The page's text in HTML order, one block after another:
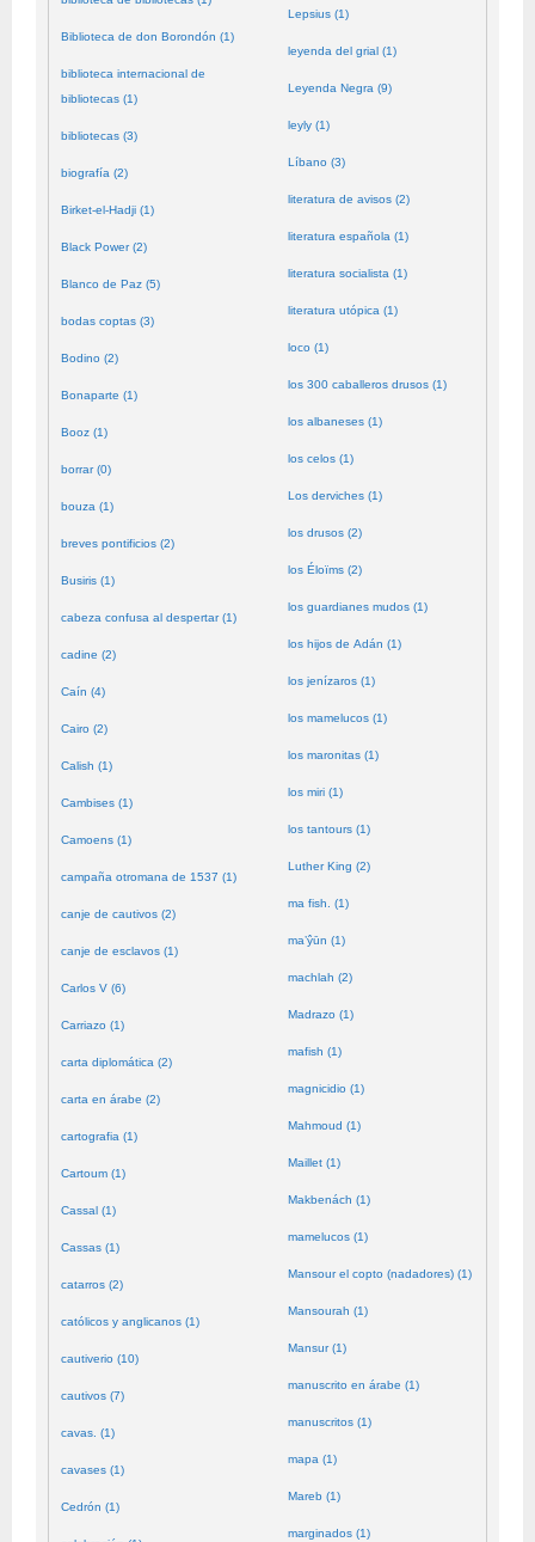
Biblioteca de don Borondón (1)
biblioteca internacional de
bibliotecas (1)
bibliotecas (3)
biografía (2)
Birket-el-Hadji (1)
Black Power (2)
Blanco de Paz (5)
bodas coptas (3)
Bodino (2)
Bonaparte (1)
Booz (1)
borrar (0)
bouza (1)
breves pontificios (2)
Busiris (1)
cabeza confusa al despertar (1)
cadine (2)
Caín (4)
Cairo (2)
Calish (1)
Cambises (1)
Camoens (1)
campaña otromana de 1537 (1)
canje de cautivos (2)
canje de esclavos (1)
Carlos V (6)
Carriazo (1)
carta diplomática (2)
carta en árabe (2)
cartografia (1)
Cartoum (1)
Cassal (1)
Cassas (1)
catarros (2)
católicos y anglicanos (1)
cautiverio (10)
cautivos (7)
cavas. (1)
cavases (1)
Cedrón (1)
Lepsius (1)
leyenda del grial (1)
Leyenda Negra (9)
leyly (1)
Líbano (3)
literatura de avisos (2)
literatura española (1)
literatura socialista (1)
literatura utópica (1)
loco (1)
los 300 caballeros drusos (1)
los albaneses (1)
los celos (1)
Los derviches (1)
los drusos (2)
los Éloïms (2)
los guardianes mudos (1)
los hijos de Adán (1)
los jenízaros (1)
los mamelucos (1)
los maronitas (1)
los miri (1)
los tantours (1)
Luther King (2)
ma fish. (1)
ma’ŷūn (1)
machlah (2)
Madrazo (1)
mafish (1)
magnicidio (1)
Mahmoud (1)
Maillet (1)
Makbenách (1)
mamelucos (1)
Mansour el copto (nadadores) (1)
Mansourah (1)
Mansur (1)
manuscrito en árabe (1)
manuscritos (1)
mapa (1)
Mareb (1)
marginados (1)